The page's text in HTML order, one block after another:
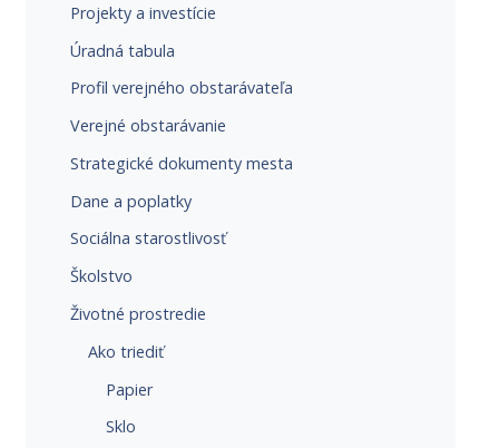
Projekty a investície
Úradná tabula
Profil verejného obstarávateľa
Verejné obstarávanie
Strategické dokumenty mesta
Dane a poplatky
Sociálna starostlivosť
Školstvo
Životné prostredie
Ako triediť
Papier
Sklo